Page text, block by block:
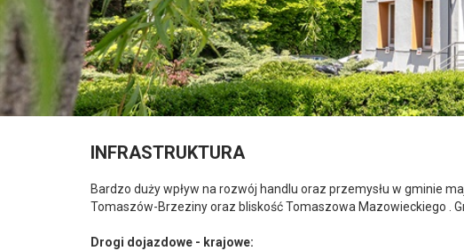
INFRASTRUKTURA
Bardzo duży wpływ na rozwój handlu oraz przemysłu w gminie
Tomaszów-Brzeziny oraz bliskość Tomaszowa Mazowieckiego .
Drogi dojazdowe - krajowe: